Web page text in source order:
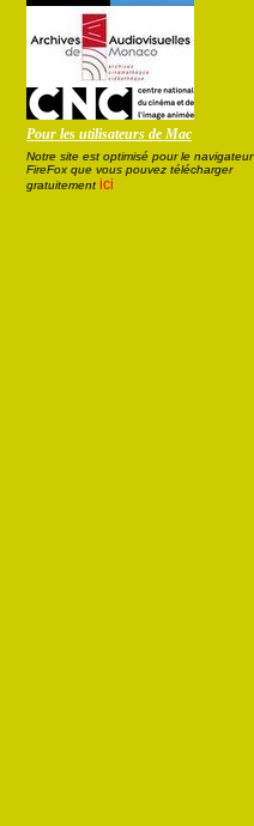
Pour les utilisateurs de Mac
Notre site est optimisé pour le navigateur
FireFox que vous pouvez télécharger
gratuitement ici